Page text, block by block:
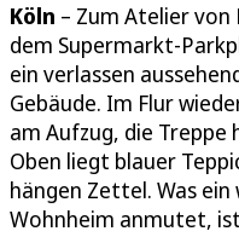
Köln – Zum Atelier
dem Supermarkt-
ein verlassen
Gebäude. Im Flur
am Aufzug, die Treppe
Oben liegt blauer
hängen Zettel. Was
Wohnheim anmutet,